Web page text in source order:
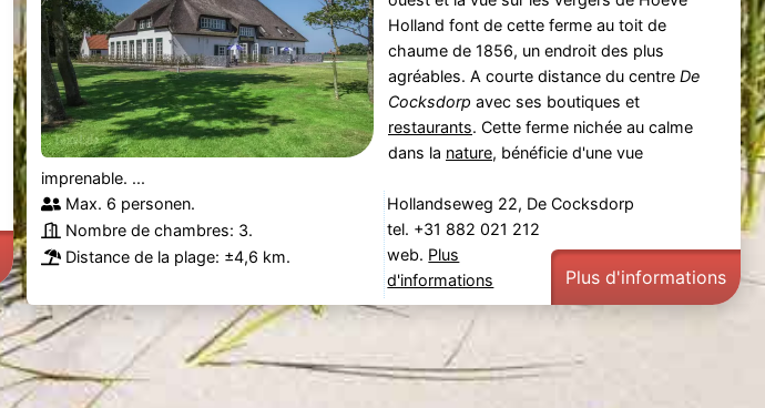
Holland font de cette ferme au toit de
chaume de 1856, un endroit des plus
agréables. A courte distance du centre De
Cocksdorp avec ses boutiques et
restaurants. Cette ferme nichée au calme
dans la nature, bénéficie d'une vue
imprenable. ...
Max. 6 personen.
Nombre de chambres: 3.
Distance de la plage: ±4,6 km.
Hollandseweg 22, De Cocksdorp
tel. +31 882 021 212
web. Plus
d'informations
Plus d'informations